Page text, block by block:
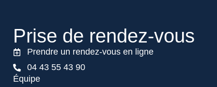
Prise de rendez-vous
Prendre un rendez-vous en ligne
04 43 55 43 90
Équipe